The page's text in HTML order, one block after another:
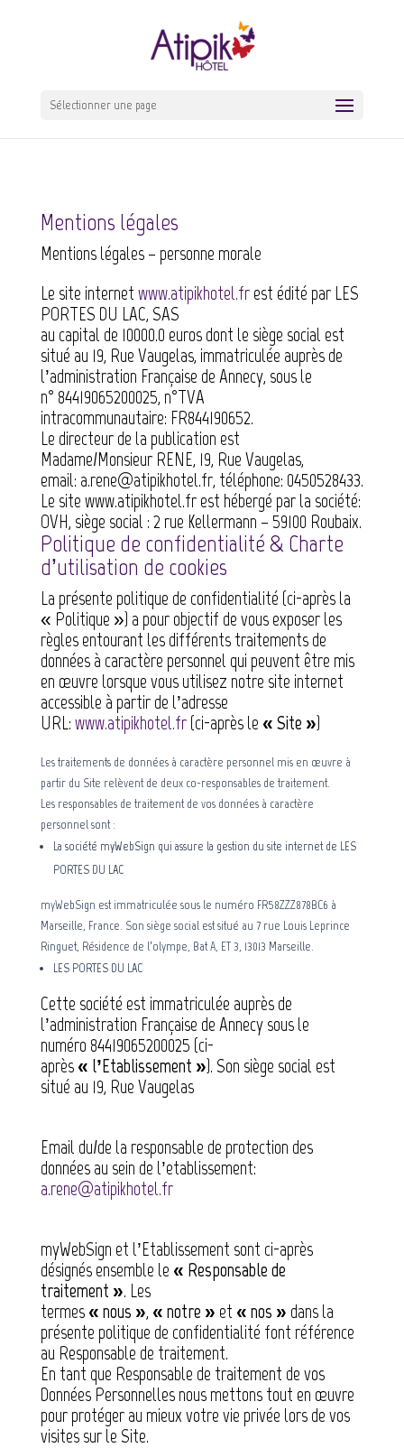
Sélectionner une page
Mentions légales
Mentions légales – personne morale
Le site internet www.atipikhotel.frest édité par LES
PORTES DU LAC, SAS
au capital de 10000.0 euros dont le siège social est
situé au 19, Rue Vaugelas, immatriculée auprès de
l’administration Française de Annecy, sous le
n° 84419065200025, n°TVA
intracommunautaire: FR844190652.
Le directeur de la publication est
Madame/Monsieur RENE, 19, Rue Vaugelas,
email: a.rene@atipikhotel.fr, téléphone: 0450528433.
Le site www.atipikhotel.frest hébergé par la société:
OVH, siège social : 2 rue Kellermann – 59100 Roubaix.
Politique de confidentialité & Charte
d’utilisation de cookies
La présente politique de confidentialité (ci-après la
« Politique ») a pour objectif de vous exposer les
règles entourant les différents traitements de
données à caractère personnel qui peuvent être mis
en œuvre lorsque vous utilisez notre site internet
accessible à partir de l’adresse
URL: www.atipikhotel.fr(ci-après le « Site »)
Les traitements de données à caractère personnel mis en œuvre à
partir du Site relèvent de deux co-responsables de traitement.
Les responsables de traitement de vos données à caractère
personnel sont :
La société myWebSign qui assure la gestion du site internet de LES
PORTES DU LAC
myWebSign est immatriculée sous le numéro FR58ZZZ878BC6 à
Marseille, France. Son siège social est situé au 7 rue Louis Leprince
Ringuet, Résidence de l’olympe, Bat A, ET 3, 13013 Marseille.
LES PORTES DU LAC
Cette société est immatriculée auprès de
l’administration Française de Annecysous le
numéro 84419065200025 (ci-
après « l’Etablissement »). Son siège social est
situé au 19, Rue Vaugelas
Email du/de la responsable de protection des
données au sein de l’etablissement:
a.rene@atipikhotel.fr
myWebSign et l’Etablissement sont ci-après
désignés ensemble le « Responsable de
traitement ». Les
termes « nous », « notre » et « nos » dans la
présente politique de confidentialité font référence
au Responsable de traitement.
En tant que Responsable de traitement de vos
Données Personnelles nous mettons tout en œuvre
pour protéger au mieux votre vie privée lors de vos
visites sur le Site.